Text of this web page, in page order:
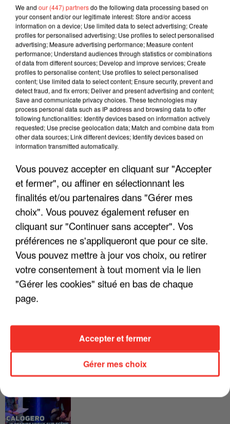
LES INTERVIEWS CHANTE
FRANCE
Voir plus
"JE SUIS À DISPOSITION DES
ENFOIRÉS"
"ON A TOUS LE TRAC"
"JE RESPIRE MIEUX SUR SCÈNE" -
We and our (447) partnersdo the following data processing based on
your consent and/or our legitimate interest: Store and/or access
information on a device; Use limited data to select advertising; Create
profiles for personalised advertising; Use profiles to select personalised
advertising; Measure advertising performance; Measure content
performance; Understand audiences through statistics or combinations
of data from different sources; Develop and improve services; Create
profiles to personalise content; Use profiles to select personalised
content; Use limited data to select content; Ensure security, prevent and
detect fraud, and fix errors; Deliver and present advertising and content;
Save and communicate privacy choices. These technologies may
process personal data such as IP address and browsing data to offer
following functionalities: Identify devices based on information actively
requested; Use precise geolocation data; Match and combine data from
other data sources; Link different devices; Identify devices based on
information transmitted automatically.
Vous pouvez accepter en cliquant sur "Accepter
et fermer", ou affiner en sélectionnant les
finalités et/ou partenaires dans "Gérer mes
choix". Vous pouvez également refuser en
cliquant sur "Continuer sans accepter". Vos
préférences ne s'appliqueront que pour ce site.
Vous pouvez mettre à jour vos choix, ou retirer
votre consentement à tout moment via le lien
"Gérer les cookies" situé en bas de chaque
page.
Gérer mes choix
Accepter et fermer